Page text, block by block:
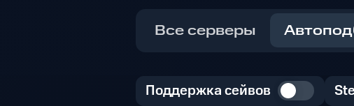
Все серверы
Поддержка сейвов